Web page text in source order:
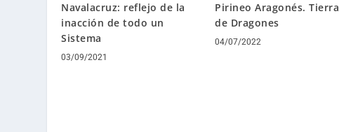
Navalacruz: reflejo de la
inacción de todo un
Sistema
03/09/2021
Pirineo Aragonés. Tierra
de Dragones
04/07/2022